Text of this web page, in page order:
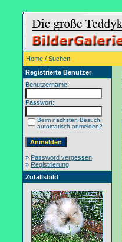
Home / Suchen
Registrierte Benutzer
Benutzername:
Passwort:
Beim nächsten Besuch
automatisch anmelden?
» Password vergessen
» Registrierung
Zufallsbild